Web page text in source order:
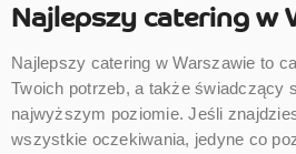
Najlepszy catering w
Najlepszy catering w Warszawie to
Twoich potrzeb, a także świadczący
najwyższym poziomie. Jeśli
wszystkie oczekiwania, jedyne co